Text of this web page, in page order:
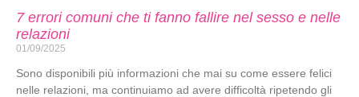
7 errori comuni che ti fanno fallire nel sesso e nelle
relazioni
01/09/2025
Sono disponibili più informazioni che mai su come essere felici
nelle relazioni, ma continuiamo ad avere difficoltà ripetendo gli